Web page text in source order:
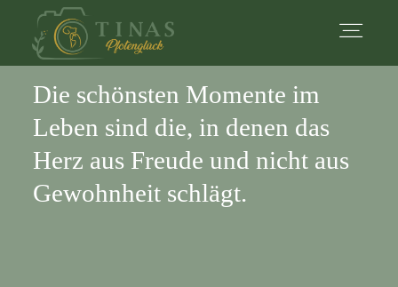
Die schönsten Momente im
Leben sind die, in denen das
Herz aus Freude und nicht aus
Gewohnheit schlägt.
Startseite